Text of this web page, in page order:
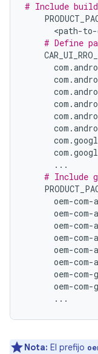
# Include
<path-to-
# Define
com .
com .
com .
com .
com .
com .
com .
com .
...
# Include
oem-com-
oem-com-
oem-com-
oem-com-
oem-com-
oem-com-
oem-com-
oem-com-
...
Nota: El prefijo